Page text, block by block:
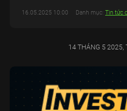
16.05.2025 10:00 Danh mục: Tin tức
14 THÁNG 5 2025,